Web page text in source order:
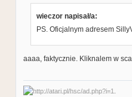
wieczor napisał/a:
PS. Oficjalnym adresem
aaaa, faktycznie. Kliknalem w